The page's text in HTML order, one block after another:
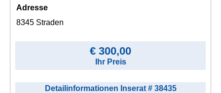
Adresse
8345 Straden
€ 300,00
Ihr Preis
Detailinformationen Inserat # 38435